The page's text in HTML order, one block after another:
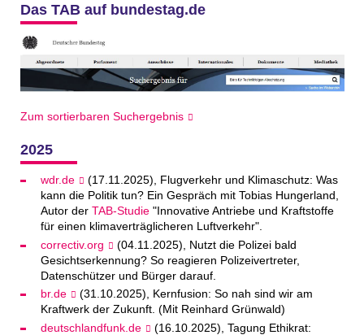
Das TAB auf bundestag.de
Zum sortierbaren Suchergebnis
2025
wdr.de
(17.11.2025), Flugverkehr und Klimaschutz: Was
kann die Politik tun? Ein Gespräch mit Tobias Hungerland,
Autor der TAB-Studie"Innovative Antriebe und Kraftstoffe
für einen klimaverträglicheren Luftverkehr".
correctiv.org
(04.11.2025), Nutzt die Polizei bald
Gesichtserkennung? So reagieren Polizeivertreter,
Datenschützer und Bürger darauf.
br.de
(31.10.2025), Kernfusion: So nah sind wir am
Kraftwerk der Zukunft. (Mit Reinhard Grünwald)
deutschlandfunk.de
(16.10.2025), Tagung Ethikrat: